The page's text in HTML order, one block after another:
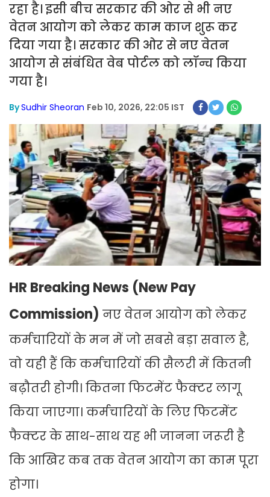
रहा है। इसी बीच सरकार की ओर से भी नए
वेतन आयोग को लेकर काम काज शुरू कर
दिया गया है। सरकार की ओर से नए वेतन
आयोग से संबंधित वेब पोर्टल को लॉन्च किया
गया है।
BySudhir Sheoran Feb 10, 2026, 22:05 IST
HR Breaking News (New Pay
Commission) नए वेतन आयोग को लेकर
कर्मचारियों के मन में जो सबसे बड़ा सवाल है,
वो यही हैं कि कर्मचारियों की सैलरी में कितनी
बढ़ौतरी होगी। कितना फिटमेंट फैक्टर लागू
किया जाएगा। कर्मचारियों के लिए फिटमेंट
फैक्टर के साथ-साथ यह भी जानना जरूरी है
कि आखिर कब तक वेतन आयोग का काम पूरा
होगा।